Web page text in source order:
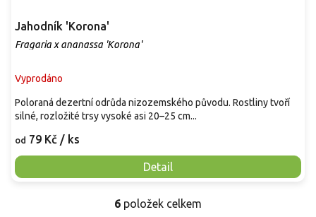
Jahodník 'Korona'
Fragaria x ananassa 'Korona'
Vyprodáno
od 79 Kč / ks
Detail
Poloraná dezertní odrůda nizozemského původu. Rostliny tvoří
silné, rozložité trsy vysoké asi 20–25 cm...
O
6 položek celkem